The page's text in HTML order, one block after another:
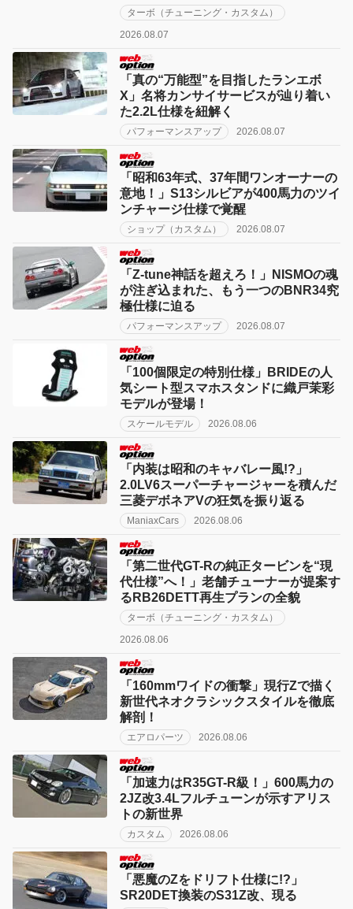
ターボ（チューニング・カスタム）
2026.08.07
「真の“万能型”を目指したランエボ
X」名将カンサイサービスが辿り着い
た2.2L仕様を紐解く
パフォーマンスアップ 2026.08.07
「昭和63年式、37年間ワンオーナーの
意地！」S13シルビアが400馬力のツイ
ンチャージ仕様で覚醒
ショップ（カスタム） 2026.08.07
「Z-tune神話を超えろ！」NISMOの魂
が注ぎ込まれた、もう一つのBNR34究
極仕様に迫る
パフォーマンスアップ 2026.08.07
「100個限定の特別仕様」BRIDEの人
気シート型スマホスタンドに織戸茉彩
モデルが登場！
スケールモデル 2026.08.06
「内装は昭和のキャバレー風!?」
2.0LV6スーパーチャージャーを積んだ
三菱デボネアVの狂気を振り返る
ManiaxCars 2026.08.06
「第二世代GT-Rの純正タービンを“現
代仕様”へ！」老舗チューナーが提案す
るRB26DETT再生プランの全貌
ターボ（チューニング・カスタム）
2026.08.06
「160mmワイドの衝撃」現行Zで描く
新世代ネオクラシックスタイルを徹底
解剖！
エアロパーツ 2026.08.06
「加速力はR35GT-R級！」600馬力の
2JZ改3.4Lフルチューンが示すアリス
トの新世界
カスタム 2026.08.06
「悪魔のZをドリフト仕様に!?」
SR20DET換装のS31Z改、現る